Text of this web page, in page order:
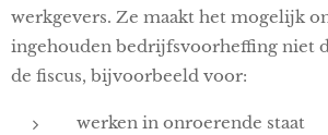
werkgevers. Ze maakt het mogelijk
ingehouden bedrijfsvoorheffing niet
de fiscus, bijvoorbeeld voor:
werken in onroerende staat